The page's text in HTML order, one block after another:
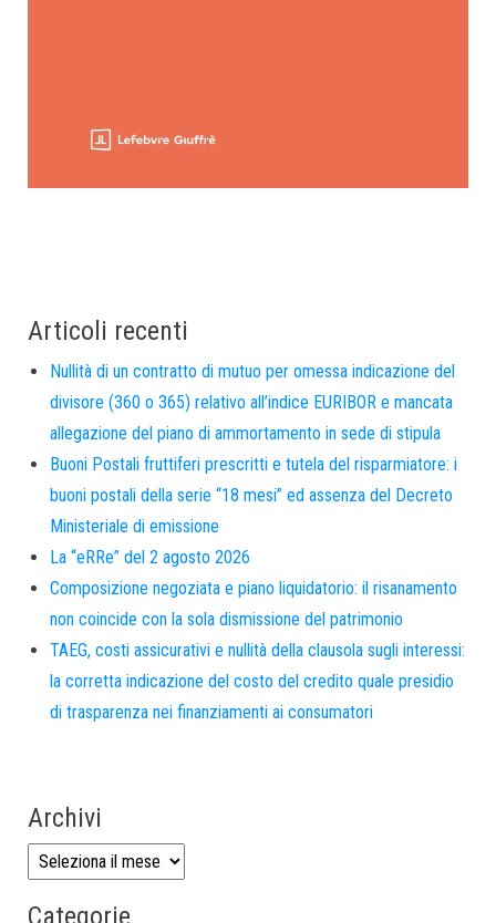
Articoli recenti
Nullità di un contratto di mutuo per omessa indicazione del
divisore (360 o 365) relativo all’indice EURIBOR e mancata
allegazione del piano di ammortamento in sede di stipula
Buoni Postali fruttiferi prescritti e tutela del risparmiatore: i
buoni postali della serie “18 mesi” ed assenza del Decreto
Ministeriale di emissione
La “eRRe” del 2 agosto 2026
Composizione negoziata e piano liquidatorio: il risanamento
non coincide con la sola dismissione del patrimonio
TAEG, costi assicurativi e nullità della clausola sugli interessi:
la corretta indicazione del costo del credito quale presidio
di trasparenza nei finanziamenti ai consumatori
Archivi